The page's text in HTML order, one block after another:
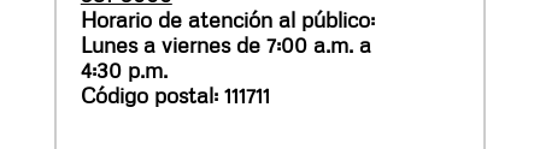
Horario de atención al público:
Lunes a viernes de 7:00 a.m. a
4:30 p.m.
Código postal: 111711